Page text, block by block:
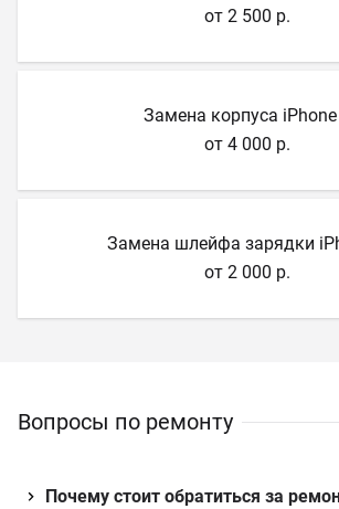
от 2 500 р.
Замена корпуса iPhone
от 4 000 р.
Замена шлейфа зарядки
от 2 000 р.
Вопросы по ремонту
Почему стоит обратиться за